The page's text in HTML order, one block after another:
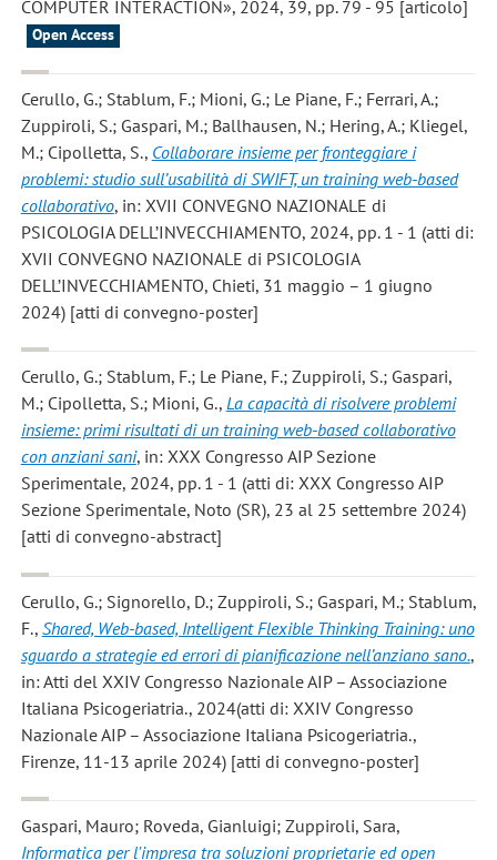
COMPUTER INTERACTION», 2024, 39, pp. 79 - 95 [articolo]
Open Access
Cerullo, G.; Stablum, F.; Mioni, G.; Le Piane, F.; Ferrari, A.;
Zuppiroli, S.; Gaspari, M.; Ballhausen, N.; Hering, A.; Kliegel,
M.; Cipolletta, S., Collaborare insieme per fronteggiare i
problemi: studio sull’usabilità di SWIFT, un training web-based
collaborativo, in: XVII CONVEGNO NAZIONALE di
PSICOLOGIA DELL’INVECCHIAMENTO, 2024, pp. 1 - 1 (atti di:
XVII CONVEGNO NAZIONALE di PSICOLOGIA
DELL’INVECCHIAMENTO, Chieti, 31 maggio – 1 giugno
2024) [atti di convegno-poster]
Cerullo, G.; Stablum, F.; Le Piane, F.; Zuppiroli, S.; Gaspari,
M.; Cipolletta, S.; Mioni, G., La capacità di risolvere problemi
insieme: primi risultati di un training web-based collaborativo
con anziani sani, in: XXX Congresso AIP Sezione
Sperimentale, 2024, pp. 1 - 1 (atti di: XXX Congresso AIP
Sezione Sperimentale, Noto (SR), 23 al 25 settembre 2024)
[atti di convegno-abstract]
Cerullo, G.; Signorello, D.; Zuppiroli, S.; Gaspari, M.; Stablum,
F., Shared, Web-based, Intelligent Flexible Thinking Training: uno
sguardo a strategie ed errori di pianificazione nell’anziano sano.,
in: Atti del XXIV Congresso Nazionale AIP – Associazione
Italiana Psicogeriatria., 2024(atti di: XXIV Congresso
Nazionale AIP – Associazione Italiana Psicogeriatria.,
Firenze, 11-13 aprile 2024) [atti di convegno-poster]
Gaspari, Mauro; Roveda, Gianluigi; Zuppiroli, Sara,
Informatica per l'impresa tra soluzioni proprietarie ed open